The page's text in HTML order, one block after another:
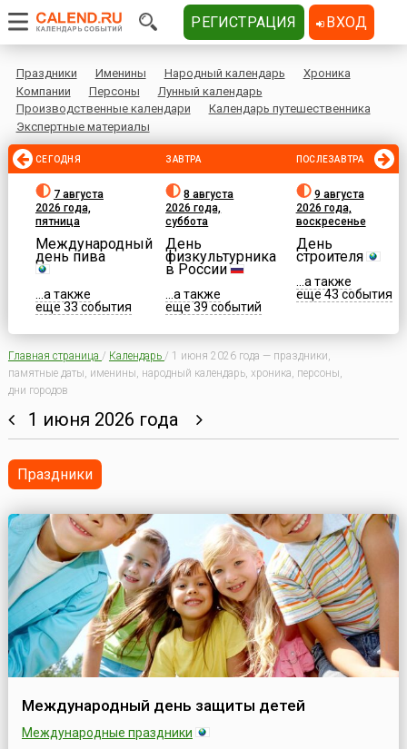
Праздники Именины Народный календарь
Хроника
Компании
Персоны
Лунный календарь
Производственные календари
Календарь путешественника
Экспертные материалы
СЕГОДНЯ
7 августа
2026 года,
пятница
Международный
день пива
...а также
еще 33 события
ЗАВТРА
8 августа
2026 года,
суббота
День
физкультурника
в России
...а также
еще 39 событий
ПОСЛЕЗАВТРА
9 августа
2026 года,
воскресенье
День
строителя
...а также
еще 43 события
Главная страница / Календарь / 1 июня 2026 года — праздники,
памятные даты, именины, народный календарь, хроника, персоны,
дни городов
1 июня 2026 года
Праздники
Международный день защиты детей
Международные праздники
РЕГИСТРАЦИЯ ВХОД